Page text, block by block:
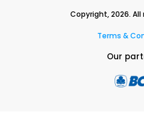
Copyright,2026.
Terms &
Our